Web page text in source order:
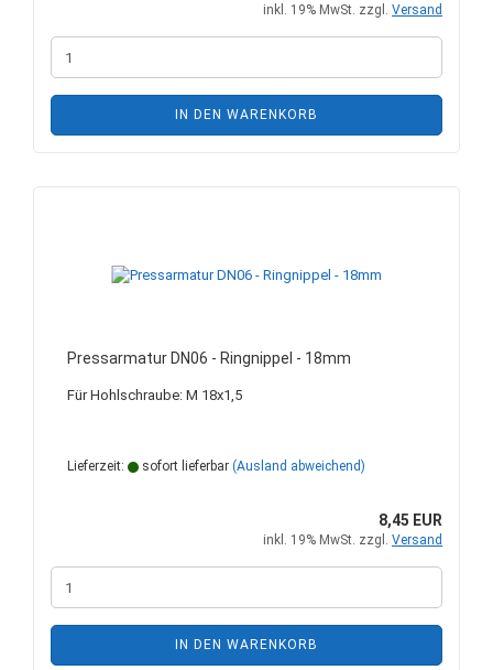
inkl. 19% MwSt. zzgl. Versand
IN DEN WARENKORB
Pressarmatur DN06 - Ringnippel - 18mm
Für Hohlschraube: M 18x1,5
Lieferzeit: sofort lieferbar (Ausland abweichend)
8,45 EUR
inkl. 19% MwSt. zzgl. Versand
IN DEN WARENKORB